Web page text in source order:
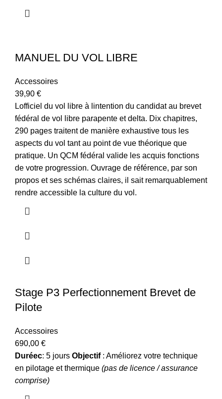
MANUEL DU VOL LIBRE
Accessoires
39,90 €
Lofficiel du vol libre à lintention du candidat au brevet
fédéral de vol libre parapente et delta. Dix chapitres,
290 pages traitent de manière exhaustive tous les
aspects du vol tant au point de vue théorique que
pratique. Un QCM fédéral valide les acquis fonctions
de votre progression. Ouvrage de référence, par son
propos et ses schémas claires, il sait remarquablement
rendre accessible la culture du vol.
Stage P3 Perfectionnement Brevet de
Pilote
Accessoires
690,00 €
Duréec: 5 jours Objectif : Améliorez votre technique
en pilotage et thermique (pas de licence / assurance
comprise)